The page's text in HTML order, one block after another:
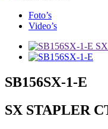
Foto’s
Video’s
SB156SX-1-E
SX STAPLER